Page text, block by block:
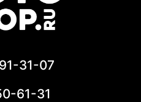
31-07
61-31